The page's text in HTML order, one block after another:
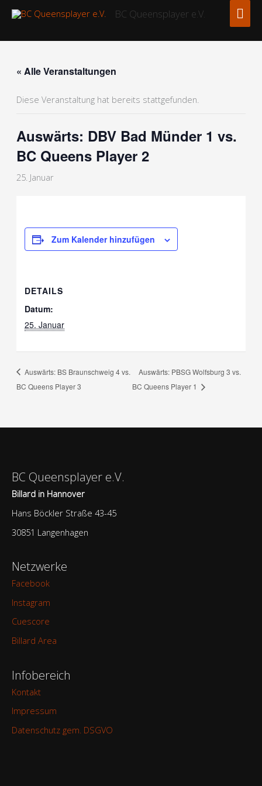
Zum
Inhalt
BC Queensplayer e.V.
« Alle Veranstaltungen
Diese Veranstaltung hat bereits stattgefunden.
Auswärts: DBV Bad Münder 1 vs.
BC Queens Player 2
25. Januar
Zum Kalender hinzufügen
DETAILS
Datum:
25. Januar
Auswärts: BS Braunschweig 4 vs.
BC Queens Player 3
Auswärts: PBSG Wolfsburg 3 vs.
BC Queens Player 1
BC Queensplayer e.V.
Billard in Hannover
Hans Böckler Straße 43-45
30851 Langenhagen
Netzwerke
Facebook
Instagram
Cuescore
Billard Area
Infobereich
Kontakt
Impressum
Datenschutz gem. DSGVO